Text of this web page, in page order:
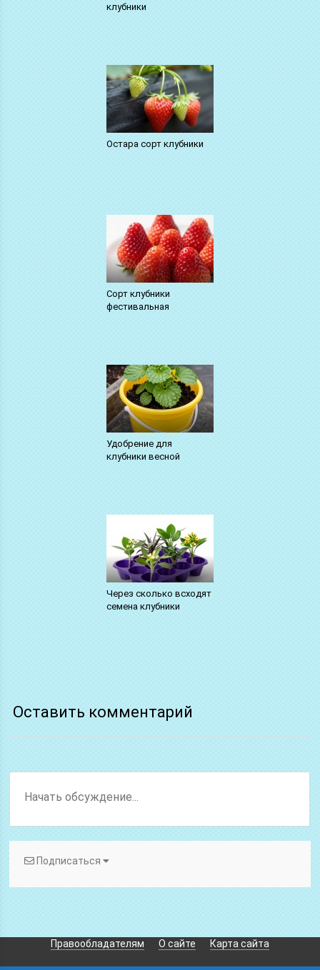
клубники
Остара сорт клубники
Сорт клубники
фестивальная
Удобрение для
клубники весной
Через сколько всходят
семена клубники
Оставить комментарий
Подписаться
Правообладателям О сайте Карта сайта